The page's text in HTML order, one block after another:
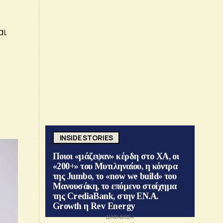
INSIDE STORIES
Ποιοι «μάζεψαν» κέρδη στο ΧΑ, οι
«200+» του Μυτιληναίου, η κόντρα
της Jumbo, το «now we build» του
Μανουσάκη, το επόμενο στοίχημα
της CrediaBank, στην ΕΝ.Α.
Growth η Rev Energy